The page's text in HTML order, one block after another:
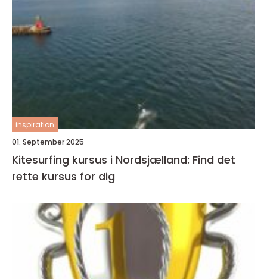
inspiration
01. September 2025
Kitesurfing kursus i Nordsjælland: Find det
rette kursus for dig